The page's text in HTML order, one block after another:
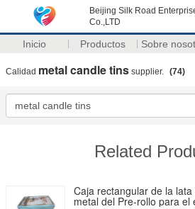
Beijing Silk Road
Co.,LTD
Inicio Productos Sobre
Calidad metal candle tins supplier. (74)
Related
Caja rectangular de la
metal del Pre-rollo para el